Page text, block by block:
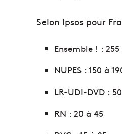
Selon Ipsos pour
Ensemble ! :
NUPES : 150 à
LR-UDI-DVD :
RN : 20 à 45